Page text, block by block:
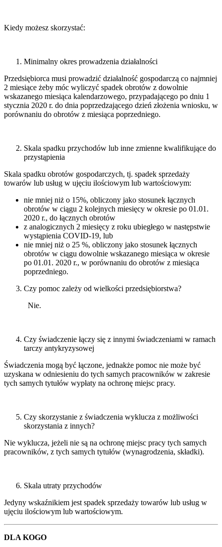
Kiedy możesz skorzystać:
Minimalny okres prowadzenia działalności
Przedsiębiorca musi prowadzić działalność gospodarczą co najmniej
2 miesiące żeby móc wyliczyć spadek obrotów z dowolnie
wskazanego miesiąca kalendarzowego, przypadającego po dniu 1
stycznia 2020 r. do dnia poprzedzającego dzień złożenia wniosku, w
porównaniu do obrotów z miesiąca poprzedniego.
Skala spadku przychodów lub inne zmienne kwalifikujące do
przystąpienia
Skala spadku obrotów gospodarczych, tj. spadek sprzedaży
towarów lub usług w ujęciu ilościowym lub wartościowym:
nie mniej niż o 15%, obliczony jako stosunek łącznych
obrotów w ciągu 2 kolejnych miesięcy w okresie po 01.01.
2020 r., do łącznych obrotów
z analogicznych 2 miesięcy z roku ubiegłego w następstwie
wystąpienia COVID-19, lub
nie mniej niż o 25 %, obliczony jako stosunek łącznych
obrotów w ciągu dowolnie wskazanego miesiąca w okresie
po 01.01. 2020 r., w porównaniu do obrotów z miesiąca
poprzedniego.
Czy pomoc zależy od wielkości przedsiębiorstwa?
Nie.
Czy świadczenie łączy się z innymi świadczeniami w ramach
tarczy antykryzysowej
Świadczenia mogą być łączone, jednakże pomoc nie może być
uzyskana w odniesieniu do tych samych pracowników w zakresie
tych samych tytułów wypłaty na ochronę miejsc pracy.
Czy skorzystanie z świadczenia wyklucza z możliwości
skorzystania z innych?
Nie wyklucza, jeżeli nie są na ochronę miejsc pracy tych samych
pracowników, z tych samych tytułów (wynagrodzenia, składki).
Skala utraty przychodów
Jedyny wskaźnikiem jest spadek sprzedaży towarów lub usług w
ujęciu ilościowym lub wartościowym.
DLA KOGO